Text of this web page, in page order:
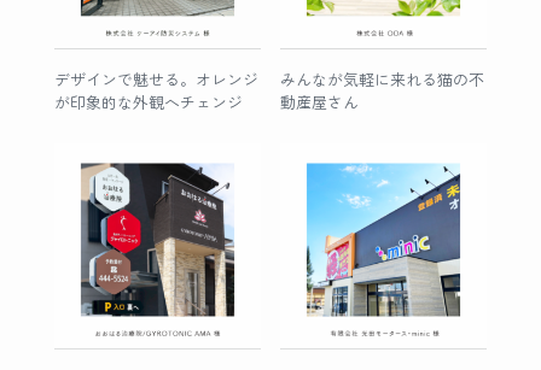
デザインで魅せる。オレンジ
が印象的な外観へチェンジ
みんなが気軽に来れる猫の不
動産屋さん